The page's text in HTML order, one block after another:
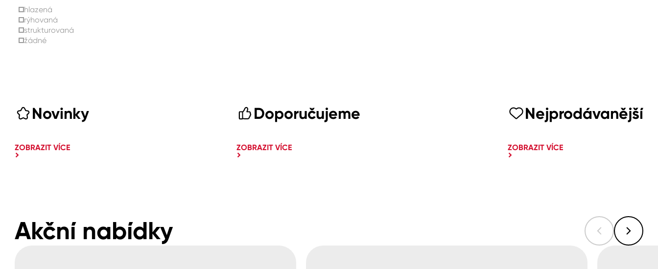
hlazená
rýhovaná
strukturovaná
žádné
Novinky
ZOBRAZIT VÍCE
Doporučujeme
ZOBRAZIT VÍCE
Nejprodávanější
ZOBRAZIT VÍCE
Akční nabídky